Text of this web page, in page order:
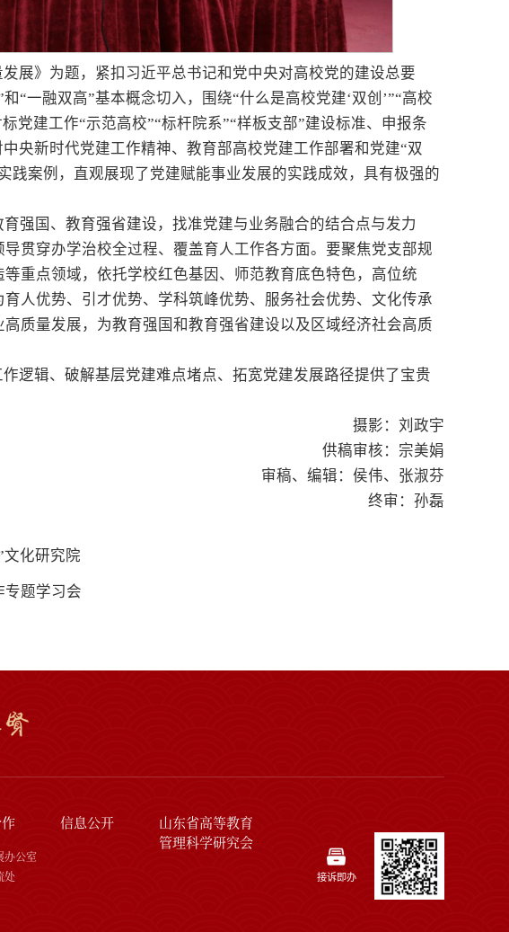
展》为题，紧扣习近平总书记和党中央对高校党的建设总要
“一融双高”基本概念切入，围绕“什么是高校党建‘双创’”“高校
党建工作“示范高校”“标杆院系”“样板支部”建设标准、申报条
央新时代党建工作精神、教育部高校党建工作部署和党建“双
践案例，直观展现了党建赋能事业发展的实践成效，具有极强的
强国、教育强省建设，找准党建与业务融合的结合点与发力
贯穿办学治校全过程、覆盖育人工作各方面。要聚焦党支部规
重点领域，依托学校红色基因、师范教育底色特色，高位统
人优势、引才优势、学科筑峰优势、服务社会优势、文化传承
质量发展，为教育强国和教育强省建设以及区域经济社会高质
逻辑、破解基层党建难点堵点、拓宽党建发展路径提供了宝贵
摄影：刘政宇
供稿审核：宗美娟
审稿、编辑：侯伟、张淑芬
终审：孙磊
化研究院
专题学习会
办公室
处
信息公开
山东省高等教育
管理科学研究会
接诉即办